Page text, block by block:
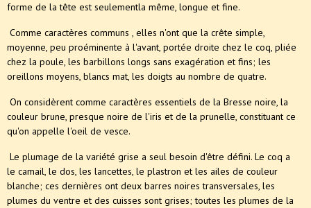
forme de la tête est seulementla même, longue et fine.
Comme caractères communs , elles n'ont que la crête simple,
moyenne, peu proéminente à l'avant, portée droite chez le coq, pliée
chez la poule, les barbillons longs sans exagération et fins; les
oreillons moyens, blancs mat, les doigts au nombre de quatre.
On considèrent comme caractères essentiels de la Bresse noire, la
couleur brune, presque noire de l'iris et de la prunelle, constituant ce
qu'on appelle l'oeil de vesce.
Le plumage de la variété grise a seul besoin d'être défini. Le coq a
le camail, le dos, les lancettes, le plastron et les ailes de couleur
blanche; ces dernières ont deux barres noires transversales, les
plumes du ventre et des cuisses sont grises; toutes les plumes de la